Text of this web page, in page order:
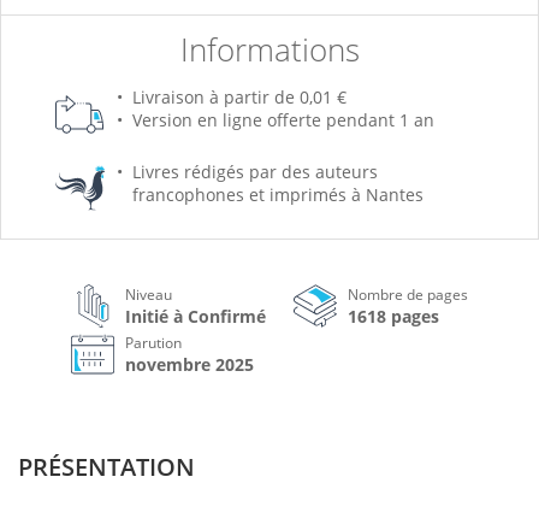
Informations
Livraison à partir de 0,01 €
Version en ligne offerte pendant 1 an
Livres rédigés par des auteurs
francophones et imprimés à Nantes
Niveau
Initié à Confirmé
Nombre de pages
1618 pages
Parution
novembre 2025
PRÉSENTATION